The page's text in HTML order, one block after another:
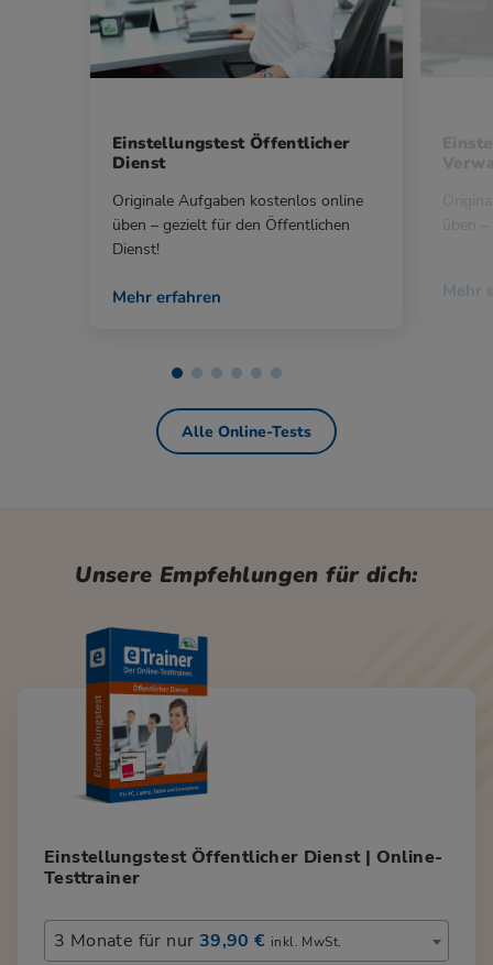
Einstellungstest Öffentlicher
Dienst
Originale Aufgaben kostenlos online
üben – gezielt für den Öffentlichen
Dienst!
Mehr erfahren Mehr
Alle Online-Tests
Unsere Empfehlungen für dich:
Einstellungstest Öffentlicher Dienst | Online-
Testtrainer
3 Monate für nur 39,90 € inkl. MwSt.